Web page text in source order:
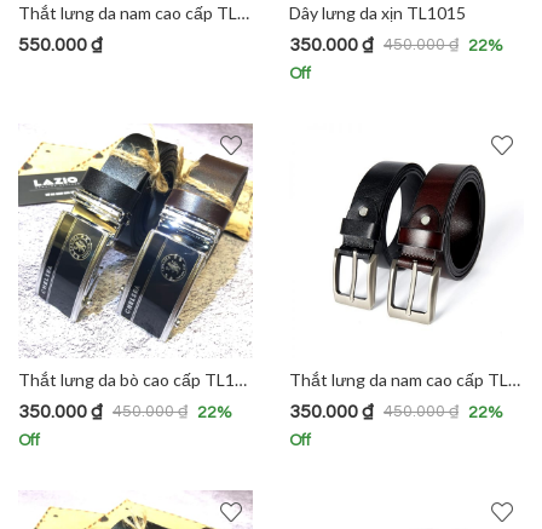
Thắt lưng da nam cao cấp TL1011
550.000₫
Dây lưng da xịn TL1015
450.000₫
350.000₫ 22%
Off
Thắt lưng da bò cao cấp TL1017
450.000₫
350.000₫ 22%
Off
Thắt lưng da nam cao cấp TL1010
450.000₫
350.000₫ 22%
Off